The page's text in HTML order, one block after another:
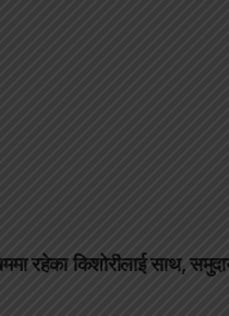
रहेका किशोरीलाई साथ,